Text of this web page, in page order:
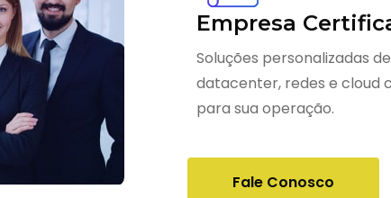
Empresa
Soluções personalizadas de
datacenter, redes e cloud
para sua operação.
Fale Conosco